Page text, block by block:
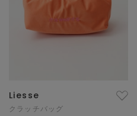
Liesse
クラッチバッグ